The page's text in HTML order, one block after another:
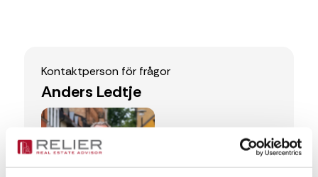
Kontaktperson för frågor
Anders Ledtje
anders.ledtje@relier.se